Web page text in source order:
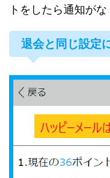
トをしたら通知が
退会と同じ設定